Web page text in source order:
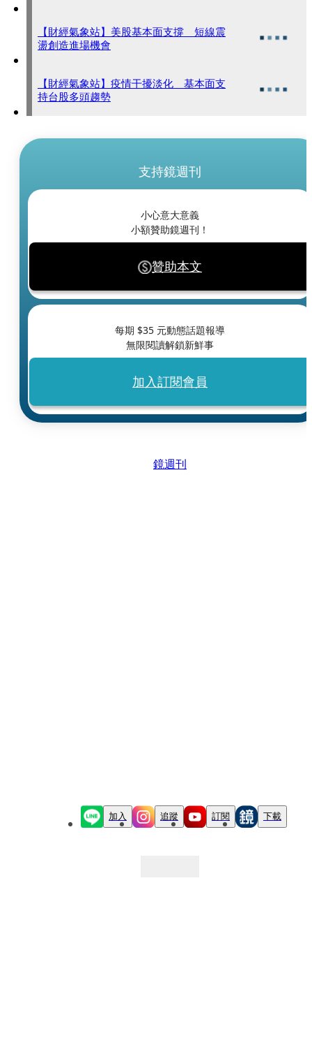
【財經氣象站】美股基本面支撐 短線震
盪創造進場機會
【財經氣象站】疫情干擾淡化 基本面支
持台股多頭趨勢
支持鏡週刊
小心意大意義
小額贊助鏡週刊！
贊助本文
每期 $35 元動態話題報導
無限閱讀解鎖新鮮事
加入訂閱會員
鏡週刊
加入 追蹤 訂閱 下載